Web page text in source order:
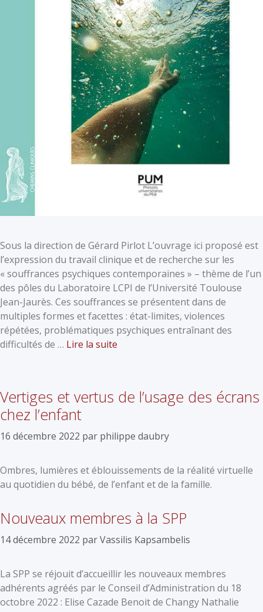
Sous la direction de Gérard Pirlot L’ouvrage ici proposé est
l’expression du travail clinique et de recherche sur les
« souffrances psychiques contemporaines » – thème de l’un
des pôles du Laboratoire LCPI de l’Université Toulouse
Jean-Jaurès. Ces souffrances se présentent dans de
multiples formes et facettes : état-limites, violences
répétées, problématiques psychiques entraînant des
difficultés de … Lire la suite
Vertiges et vertus de l’usage des écrans
chez l’enfant
16 décembre 2022 par philippe daubry
Ombres, lumières et éblouissements de la réalité virtuelle
au quotidien du bébé, de l’enfant et de la famille.
Nouveaux membres à la SPP
14 décembre 2022 parVassilis Kapsambelis
La SPP se réjouit d’accueillir les nouveaux membres
adhérents agréés par le Conseil d’Administration du 18
octobre 2022 : Elise Cazade Benoit de Changy Nathalie